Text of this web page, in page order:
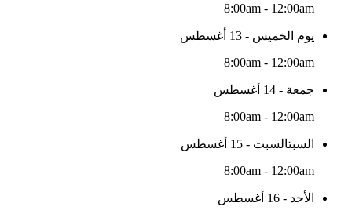
8:00am - 12:00am
يوم الخميس - 13 أغسطس
8:00am - 12:00am
جمعة - 14 أغسطس
8:00am - 12:00am
السبتالسبت - 15 أغسطس
8:00am - 12:00am
الأحد - 16 أغسطس